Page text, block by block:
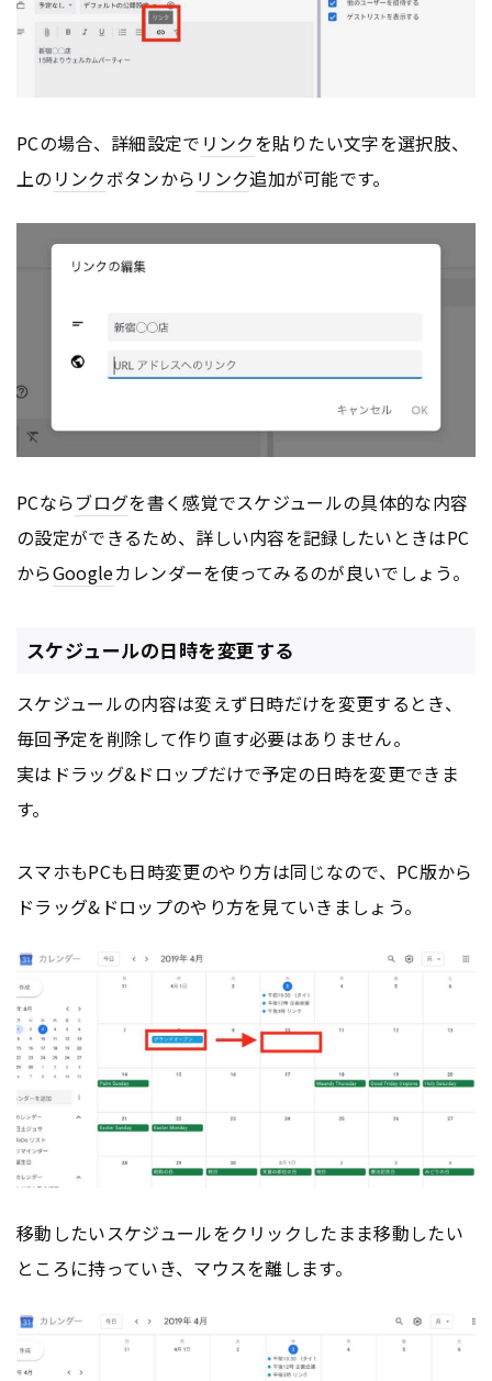
PCの場合、詳細設定で リンクを貼りたい文字を選択肢、
上の リンクボタンから リンク追加が可能です。
PCならブログを書く感覚でスケジュールの具体的な内容
の設定ができるため、詳しい内容を記録したいときはPC
からGoogleカレンダーを使ってみるのが良いでしょう。
スケジュールの日時を変更する
スケジュールの内容は変えず日時だけを変更するとき、
毎回予定を削除して作り直す必要はありません。
実はドラッグ&ドロップだけで予定の日時を変更できま
す。
スマホもPCも日時変更のやり方は同じなので、PC版から
ドラッグ&ドロップのやり方を見ていきましょう。
移動したいスケジュールをクリックしたまま移動したい
ところに持っていき、マウスを離します。